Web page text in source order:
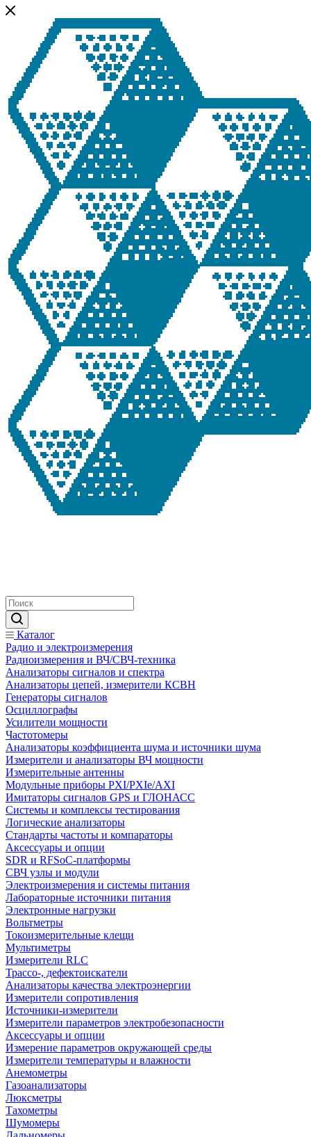
Каталог
Радио и электроизмерения
Радиоизмерения и ВЧ/СВЧ-техника
Анализаторы сигналов и спектра
Анализаторы цепей, измерители КСВН
Генераторы сигналов
Осциллографы
Усилители мощности
Частотомеры
Анализаторы коэффициента шума и источники шума
Измерители и анализаторы ВЧ мощности
Измерительные антенны
Модульные приборы PXI/PXIe/AXI
Имитаторы сигналов GPS и ГЛОНАСС
Системы и комплексы тестирования
Логические анализаторы
Стандарты частоты и компараторы
Аксессуары и опции
SDR и RFSoC‑платформы
СВЧ узлы и модули
Электроизмерения и системы питания
Лабораторные источники питания
Электронные нагрузки
Вольтметры
Токоизмерительные клещи
Мультиметры
Измерители RLC
Трассо-, дефектоискатели
Анализаторы качества электроэнергии
Измерители сопротивления
Источники-измерители
Измерители параметров электробезопасности
Аксессуары и опции
Измерение параметров окружающей среды
Измерители температуры и влажности
Анемометры
Газоанализаторы
Люксметры
Тахометры
Шумомеры